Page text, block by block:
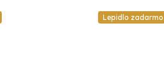
Lepidlo zadarmo